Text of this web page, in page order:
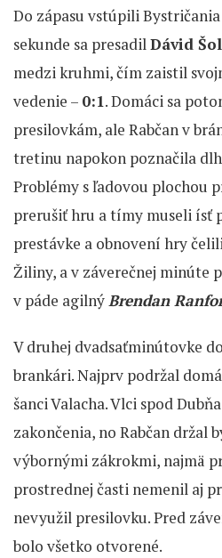
Do zápasu vstúpili Bystričania
sekunde sa presadilDávid
medzi kruhmi, čím zaistil
vedenie – 0:1. Domáci sa
presilovkám, ale Rabčan v
tretinu napokon poznačila
Problémy s ľadovou plochou
prerušiť hru a tímy museli ísť
prestávke a obnovení hry
Žiliny, a v záverečnej minúte
v páde agilnýBrendan
V druhej dvadsaťminútovke
brankári. Najprv podržal
šanci Valacha. Vlci spod
zakončenia, no Rabčan držal
výbornými zákrokmi, najmä
prostrednej časti nemenil aj
nevyužil presilovku. Pred
bolo všetko otvorené.